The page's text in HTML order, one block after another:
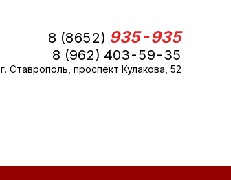
8 (8652) 935-935
8 (962) 403-59-35
г. Ставрополь, проспект Кулакова, 52